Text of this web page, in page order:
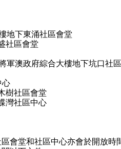
地下東涌社區會堂
社區會堂
軍澳政府綜合大樓地下坑口社
心
樹社區會堂
灣社區中心
堂和社區中心亦會於開放時